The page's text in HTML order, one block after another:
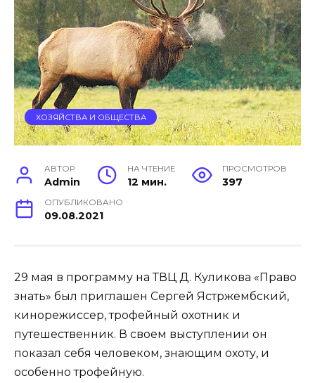
ХОЗЯЙСТВА И ОБЩЕСТВА
АВТОР
Admin
НА ЧТЕНИЕ
12 мин.
ПРОСМОТРОВ
397
ОПУБЛИКОВАНО
09.08.2021
29 мая в программу на ТВЦ Д. Куликова «Право
знать» был приглашен Сергей Ястржембский,
кинорежиссер, трофейный охотник и
путешественник. В своем выступлении он
показал себя человеком, знающим охоту, и
особенно трофейную.